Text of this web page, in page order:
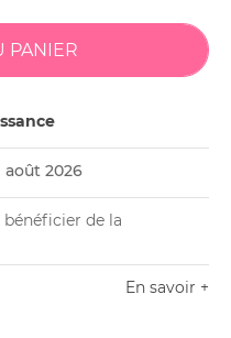
août 2026
de la
En savoir +